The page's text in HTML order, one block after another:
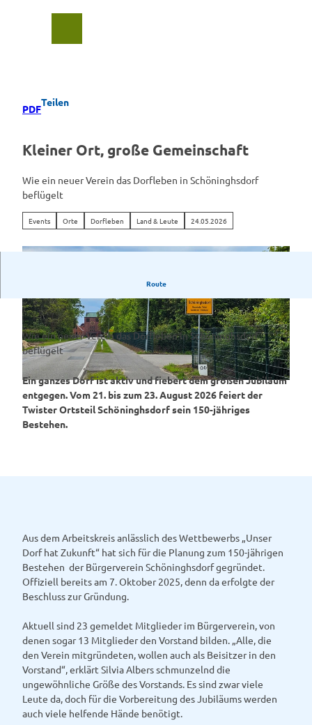
PDF
Teilen
Kleiner Ort, große Gemeinschaft
Wie ein neuer Verein das Dorfleben in Schöninghsdorf
beflügelt
Events Orte Dorfleben Land & Leute 24.05.2026
© Bianca Meyering |CC-BY-SA
Route
Wie ein neuer Verein das Dorfleben in Schöninghsdorf
beflügelt
Ein ganzes Dorf ist aktiv und fiebert dem großen Jubiläum
entgegen. Vom 21. bis zum 23. August 2026 feiert der
Twister Ortsteil Schöninghsdorf sein 150-jähriges
Bestehen.
Aus dem Arbeitskreis anlässlich des Wettbewerbs „Unser
Dorf hat Zukunft“ hat sich für die Planung zum 150-jährigen
Bestehen der Bürgerverein Schöninghsdorf gegründet.
Offiziell bereits am 7. Oktober 2025, denn da erfolgte der
Beschluss zur Gründung.
Aktuell sind 23 gemeldet Mitglieder im Bürgerverein, von
denen sogar 13 Mitglieder den Vorstand bilden. „Alle, die
den Verein mitgründeten, wollen auch als Beisitzer in den
Vorstand“, erklärt Silvia Albers schmunzelnd die
ungewöhnliche Größe des Vorstands. Es sind zwar viele
Leute da, doch für die Vorbereitung des Jubiläums werden
auch viele helfende Hände benötigt.